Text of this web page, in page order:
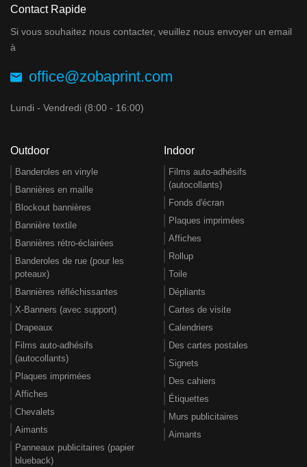
Contact Rapide
Si vous souhaitez nous contacter, veuillez nous envoyer un email
à
office@zobaprint.com
Lundi - Vendredi (8:00 - 16:00)
Outdoor
Banderoles en vinyle
Bannières en maille
Blockout bannières
Bannière textile
Bannières rétro-éclairées
Banderoles de rue (pour les
poteaux)
Bannières réfléchissantes
X-Banners (avec support)
Drapeaux
Films auto-adhésifs
(autocollants)
Plaques imprimées
Affiches
Chevalets
Aimants
Panneaux publicitaires (papier
blueback)
Indoor
Films auto-adhésifs
(autocollants)
Fonds d'écran
Plaques imprimées
Affiches
Rollup
Toile
Dépliants
Cartes de visite
Calendriers
Des cartes postales
Signets
Des cahiers
Étiquettes
Murs publicitaires
Aimants